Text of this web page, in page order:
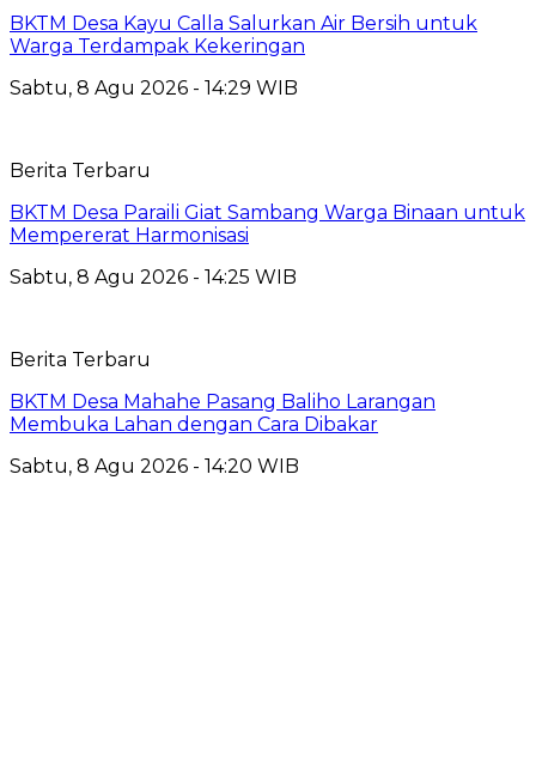
BKTM Desa Kayu Calla Salurkan Air Bersih untuk
Warga Terdampak Kekeringan
Sabtu, 8 Agu 2026 - 14:29 WIB
Berita Terbaru
BKTM Desa Paraili Giat Sambang Warga Binaan untuk
Mempererat Harmonisasi
Sabtu, 8 Agu 2026 - 14:25 WIB
Berita Terbaru
BKTM Desa Mahahe Pasang Baliho Larangan
Membuka Lahan dengan Cara Dibakar
Sabtu, 8 Agu 2026 - 14:20 WIB